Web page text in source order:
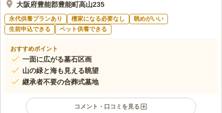
大阪府豊能郡豊能町高山235
永代供養プランあり 檀家になる必要なし
眺めがいい
生前申込できる
ペット供養できる
おすすめポイント
一面に広がる墓石区画
山の緑と海も見える眺望
継承者不要の合葬式墓地
コメント・口コミを見る